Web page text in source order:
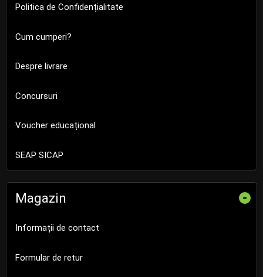
Politica de Confidențialitate
Cum cumperi?
Despre livrare
Concursuri
Voucher educațional
SEAP SICAP
Magazin -
Informații de contact
Formular de retur